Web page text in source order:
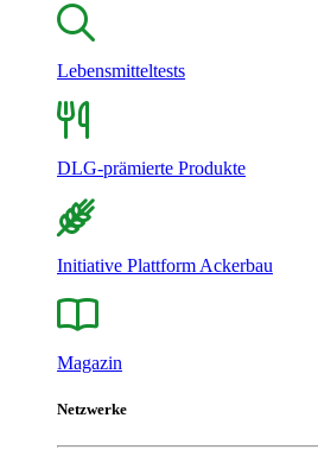
Lebensmitteltests
DLG-prämierte Produkte
Initiative Plattform Ackerbau
Magazin
Netzwerke